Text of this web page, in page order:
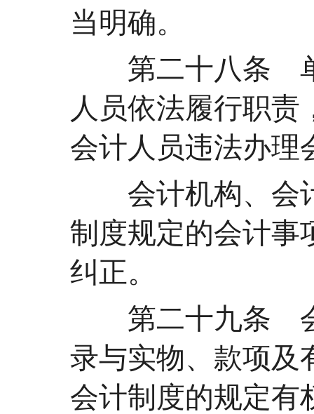
当明确。
第二十八条 单
人员依法履行职
会计人员违法办理
会计机构、会计
制度规定的会计事
纠正。
第二十九条 会
录与实物、款项及
会计制度的规定有